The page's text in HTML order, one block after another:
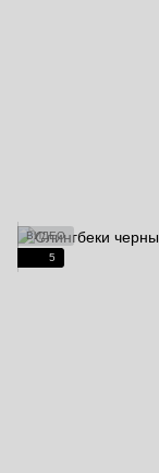
ВИДЕО
5